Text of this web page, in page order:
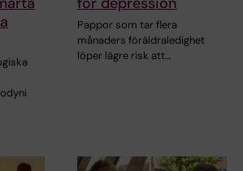
Pappor som tar flera
månaders föräldraledighet
löper lägre risk att…